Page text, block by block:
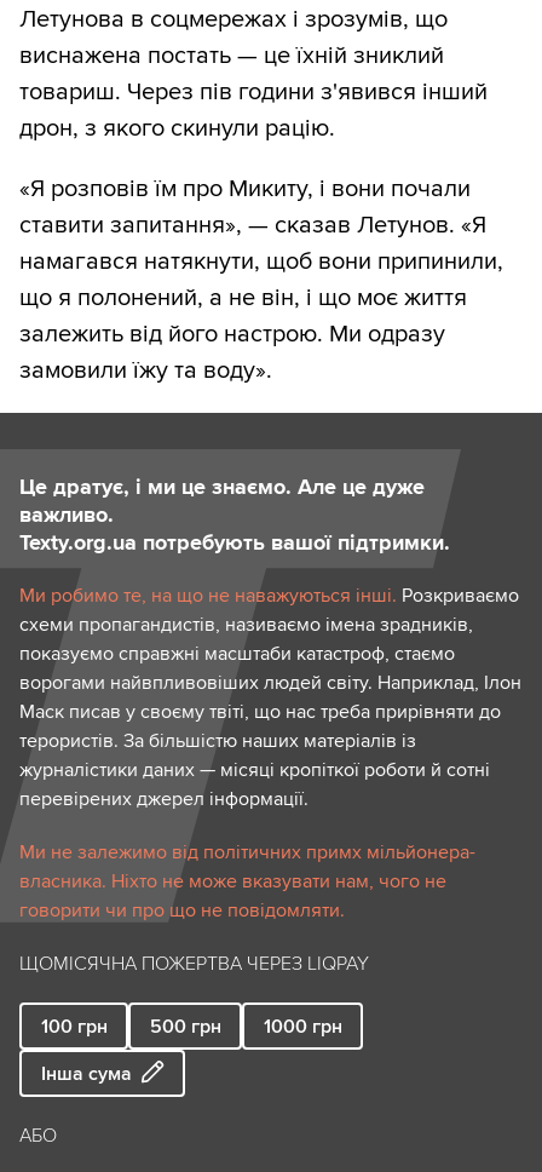
Летунова в соцмережах і зрозумів, що
виснажена постать — це їхній зниклий
товариш. Через пів години з'явився інший
дрон, з якого скинули рацію.
«Я розповів їм про Микиту, і вони почали
ставити запитання», — сказав Летунов. «Я
намагався натякнути, щоб вони припинили,
що я полонений, а не він, і що моє життя
залежить від його настрою. Ми одразу
замовили їжу та воду».
Це дратує, і ми це знаємо. Але це дуже
важливо.
Texty.org.ua потребують вашої підтримки.
Ми робимо те, на що не наважуються інші. Розкриваємо
схеми пропагандистів, називаємо імена зрадників,
показуємо справжні масштаби катастроф, стаємо
ворогами найвпливовіших людей світу. Наприклад, Ілон
Маск писав у своєму твіті, що нас треба прирівняти до
терористів. За більшістю наших матеріалів із
журналістики даних — місяці кропіткої роботи й сотні
перевірених джерел інформації.
Ми не залежимо від політичних примх мільйонера-
власника. Ніхто не може вказувати нам, чого не
говорити чи про що не повідомляти.
ЩОМІСЯЧНА ПОЖЕРТВА ЧЕРЕЗ LIQPAY
100 грн 500 грн 1000 грн
Інша сума
АБО